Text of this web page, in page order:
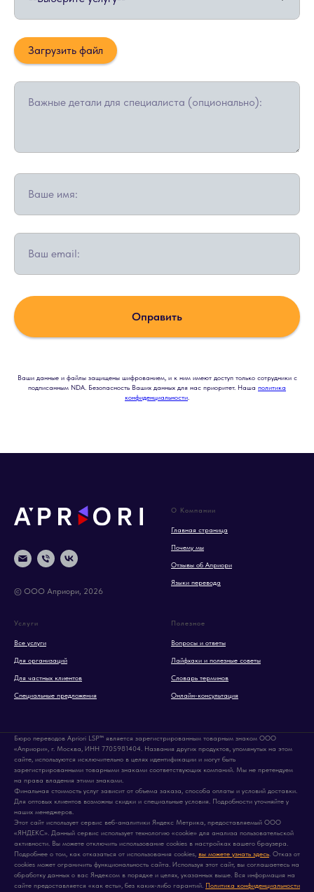
Загрузить файл
Важные детали для специалиста (опционально):
Ваше имя:
Ваш email:
Оправить
Ваши данные и файлы защищены шифрованием, и к ним имеют доступ только сотрудники с
подписанным NDA. Безопасность Ваших данных для нас приоритет. Наша политика
конфиденциальности
© ООО Априори, 2026
О Компании
Главная страница
Почему мы
Отзывы об Априори
Языки перевода
Услуги
Все услуги
Для организаций
Для частных клиентов
Специальные предложения
Полезное
Вопросы и ответы
Лайфхаки и полезные советы
Словарь терминов
Онлайн-консультация
Бюро переводов Apriori LSP™ является зарегистрированным товарным знаком ООО
«Априори», г. Москва, ИНН 7705981404. Названия других продуктов, упомянутых на этом
сайте, используются исключительно в целях идентификации и могут быть
зарегистрированными товарными знаками соответствующих компаний. Мы не претендуем
на права владения этими знаками.
Финальная стоимость услуг зависит от объема заказа, способа оплаты и условий доставки.
Для оптовых клиентов возможны скидки и специальные условия. Подробности уточняйте у
наших менеджеров.
Этот сайт использует сервис веб-аналитики Яндекс Метрика, предоставляемый ООО
«ЯНДЕКС». Данный сервис использует технологию «cookie» для анализа пользовательской
активности. Вы можете отключить использование cookies в настройках вашего браузера.
Подробнее о том, как отказаться от использования cookies, вы можете узнать здесь . Отказ от
cookies может ограничить функциональность сайта. Используя этот сайт, вы соглашаетесь на
обработку данных о вас Яндексом в порядке и целях, указанных выше. Вся информация на
сайте предоставляется «как есть», без каких-либо гарантий. Политика конфиденциальности